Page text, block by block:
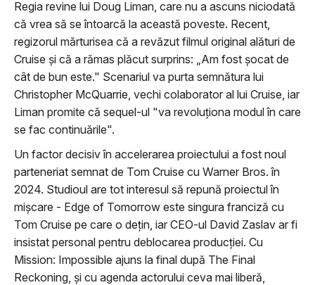
Regia revine lui Doug Liman, care nu a ascuns niciodată
că vrea să se întoarcă la această poveste. Recent,
regizorul mărturisea că a revăzut filmul original alături de
Cruise și că a rămas plăcut surprins: „Am fost șocat de
cât de bun este." Scenariul va purta semnătura lui
Christopher McQuarrie, vechi colaborator al lui Cruise, iar
Liman promite că sequel-ul "va revoluționa modul în care
se fac continuările".
Un factor decisiv în accelerarea proiectului a fost noul
parteneriat semnat de Tom Cruise cu Warner Bros. în
2024. Studioul are tot interesul să repună proiectul în
mișcare - Edge of Tomorrow este singura franciză cu
Tom Cruise pe care o dețin, iar CEO-ul David Zaslav ar fi
insistat personal pentru deblocarea producției. Cu
Mission: Impossible ajuns la final după The Final
Reckoning, și cu agenda actorului ceva mai liberă,